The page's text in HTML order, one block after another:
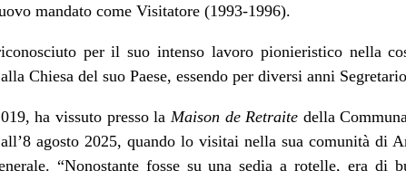
mandato come Visitatore (1993-1996).
per il suo intenso lavoro pionieristico nella
Chiesa del suo Paese, essendo per diversi anni
ha vissuto presso la Maison de Retraite della
agosto 2025, quando lo visitai nella sua comunità di
“Nonostante fosse su una sedia a rotelle, era di